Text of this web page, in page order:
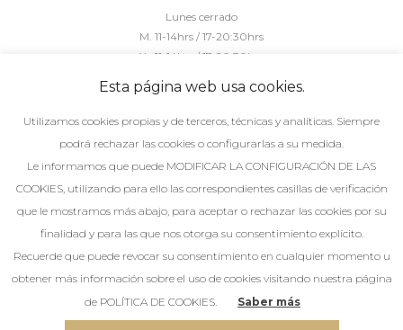
Lunes cerrado
M. 11-14hrs / 17-20:30hrs
X. 11-14hrs / 17-20:30hrs
V. 10:30-14hrs / 16:30-20:30hrs
S. 10:30-14hrs/ 15-20:30hrs
HORARIO MÁLAGA
M. 11-14hrs / 17-20:30hrs
X. 11-14hrs / 17-20:30hrs
J. 11-14hrs / 17-20:30hrs
V. 10:30-14hrs / 16:30-20:30hrs
S. 10:30-14hrs/ 15-20:30hrs
Esta página web usa cookies.
Utilizamos cookies propias y de terceros, técnicas y analíticas. Siempre
podrá rechazar las cookies o configurarlas a su medida.
Le informamos que puede MODIFICAR LA CONFIGURACIÓN DE LAS
COOKIES, utilizando para ello las correspondientes casillas de verificación
que le mostramos más abajo, para aceptar o rechazar las cookies por su
finalidad y para las que nos otorga su consentimiento explícito.
Recuerde que puede revocar su consentimiento en cualquier momento u
obtener más información sobre el uso de cookies visitando nuestra página
de POLÍTICA DE COOKIES.
Saber más